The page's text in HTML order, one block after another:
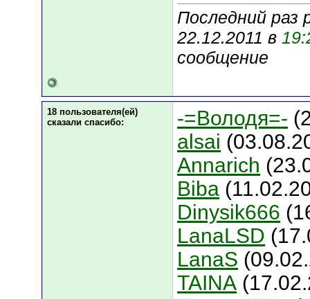
Последний раз
22.12.2011 в
сообщение
18 пользователя(ей)
сказали cпасибо:
-=Володя=-
alsai
Annarich
Biba
Dinysik666
LanaLSD
LanaS
TAINA